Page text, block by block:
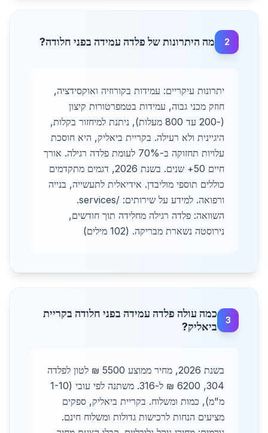
2 מה היתרונות של פלדה עמידה בפני חלודה?
יתרונות עיקריים: עמידות בקורוזיה ואוקסידציה,
חוזק מכני גבוה, עמידות בטמפרטורות קיצון
(-200 עד 800 מעלות), ניתנת למיחזור בקלות,
היגיינית ולא רעילה. בקריית ביאליק, היא חוסכת
עלויות תחזוקה ב-70% לעומת פלדה רגילה. אורך
חיים 50+ שנים. בשנת 2026, דגמים מתקדמים
כוללים תוספי מוליבדן. אידיאלית לתעשייה, בנייה
ורפואה. למידע על שירותים: /services.
השוואה: פלדה רגילה מחלידה תוך חודשים,
נירוסטה נשארת מבריקה. (102 מילים)
3
כמה עולה פלדה עמידה בפני חלודה בקריית
ביאליק?
בשנת 2026, מחיר ממוצע 5500 ₪ לטון לפלדה
304, 6200 ₪ ל-316. משתנה לפי עובי (1-10
מ"מ), כמות ומשלוח. בקריית ביאליק, ספקים
מציעים הנחות לרכישות גדולות ומשלוח חינם.